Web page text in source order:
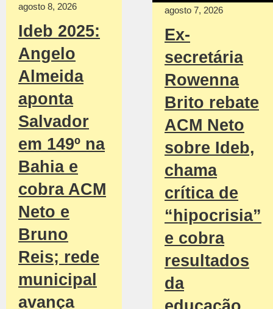
agosto 8, 2026
Ideb 2025:
Angelo
Almeida
aponta
Salvador
em 149º na
Bahia e
cobra ACM
Neto e
Bruno
Reis; rede
municipal
avança
agosto 7, 2026
Ex-
secretária
Rowenna
Brito rebate
ACM Neto
sobre Ideb,
chama
crítica de
“hipocrisia”
e cobra
resultados
da